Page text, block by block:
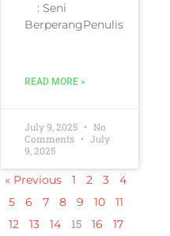
: Seni
BerperangPenulis
READ MORE »
July 9, 2025
No
Comments
July
9, 2025
« Previous 1 2 3
4
5
6 7 8 9 10
11
12
13 14 15 16 17